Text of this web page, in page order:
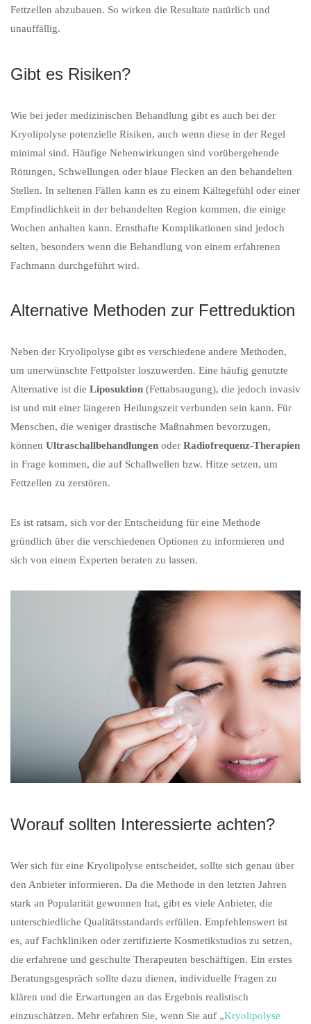
Fettzellen abzubauen. So wirken die Resultate natürlich und
unauffällig.
Gibt es Risiken?
Wie bei jeder medizinischen Behandlung gibt es auch bei der
Kryolipolyse potenzielle Risiken, auch wenn diese in der Regel
minimal sind. Häufige Nebenwirkungen sind vorübergehende
Rötungen, Schwellungen oder blaue Flecken an den behandelten
Stellen. In seltenen Fällen kann es zu einem Kältegefühl oder einer
Empfindlichkeit in der behandelten Region kommen, die einige
Wochen anhalten kann. Ernsthafte Komplikationen sind jedoch
selten, besonders wenn die Behandlung von einem erfahrenen
Fachmann durchgeführt wird.
Alternative Methoden zur Fettreduktion
Neben der Kryolipolyse gibt es verschiedene andere Methoden,
um unerwünschte Fettpolster loszuwerden. Eine häufig genutzte
Alternative ist die Liposuktion (Fettabsaugung), die jedoch invasiv
ist und mit einer längeren Heilungszeit verbunden sein kann. Für
Menschen, die weniger drastische Maßnahmen bevorzugen,
können Ultraschallbehandlungen oder Radiofrequenz-Therapien
in Frage kommen, die auf Schallwellen bzw. Hitze setzen, um
Fettzellen zu zerstören.
Es ist ratsam, sich vor der Entscheidung für eine Methode
gründlich über die verschiedenen Optionen zu informieren und
sich von einem Experten beraten zu lassen.
Worauf sollten Interessierte achten?
Wer sich für eine Kryolipolyse entscheidet, sollte sich genau über
den Anbieter informieren. Da die Methode in den letzten Jahren
stark an Popularität gewonnen hat, gibt es viele Anbieter, die
unterschiedliche Qualitätsstandards erfüllen. Empfehlenswert ist
es, auf Fachkliniken oder zertifizierte Kosmetikstudios zu setzen,
die erfahrene und geschulte Therapeuten beschäftigen. Ein erstes
Beratungsgespräch sollte dazu dienen, individuelle Fragen zu
klären und die Erwartungen an das Ergebnis realistisch
einzuschätzen. Mehr erfahren Sie, wenn Sie auf „Kryolipolyse